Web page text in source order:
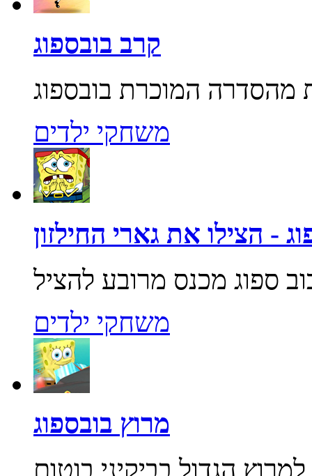
קרב בובספוג
משחקי ילדים
- הצילו את גארי החילזון
משחקי ילדים
מרוץ בובספוג